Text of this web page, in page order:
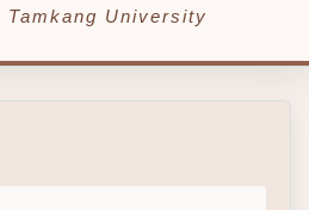
Tamkang University